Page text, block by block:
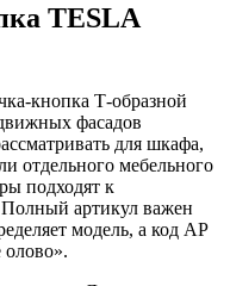
TESLA
кнопка Т-образной
фасадов
для шкафа,
отдельного мебельного
подходят к
артикул важен
модель, а код AP